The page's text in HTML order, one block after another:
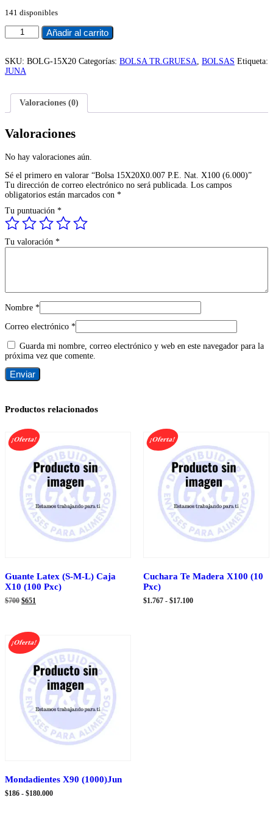
original
$1.700.
actual
$1.581.
141 disponibles
Bolsa
15X20X0.007
Nat.
X100
(6.000)
Añadir al carrito
SKU: BOLG-15X20 Categorías: BOLSA TR.GRUESA BOLSAS Etiqueta:
JUNA
Valoraciones (0)
Valoraciones
No hay valoraciones aún.
Sé el primero en valorar “Bolsa 15X20X0.007 P.E. Nat. X100 (6.000)”
Tu dirección de correo electrónico no será publicada. Los campos
obligatorios están marcados con *
Tu puntuación *
Tu valoración *
Nombre *
Correo electrónico *
Guarda mi nombre, correo electrónico y web en este navegador para la
próxima vez que comente.
Productos relacionados
¡Oferta!
Guante Latex (S-M-L) Caja
X10 (100 Pxc)
$700 El
$700.
$651
$651.
¡Oferta!
Cuchara Te Madera X100 (10
Pxc)
$1.767 - $17.100Rango
¡Oferta!
Mondadientes X90 (1000)Jun
$186 - $180.000Rango